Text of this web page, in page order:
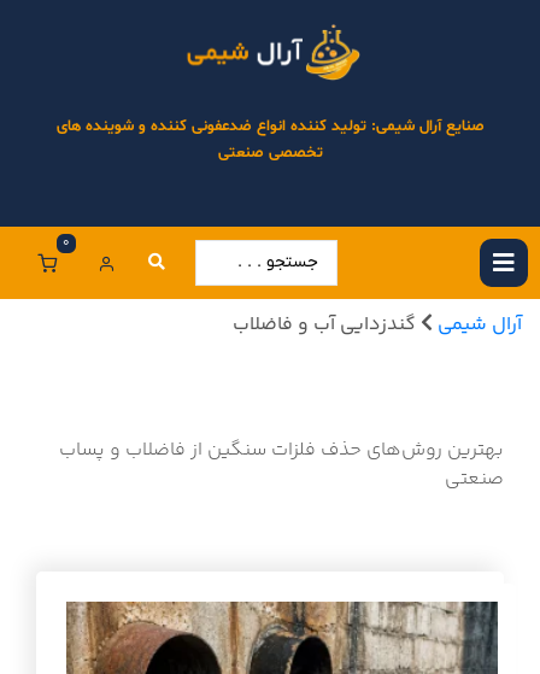
صنایع آرال شیمی: تولید کننده انواع ضدعفونی کننده و شوینده های
تخصصی صنعتی
0
آرال شیمی گندزدایی آب و فاضلاب
بهترین روش‌های حذف فلزات سنگین از فاضلاب و پساب
صنعتی